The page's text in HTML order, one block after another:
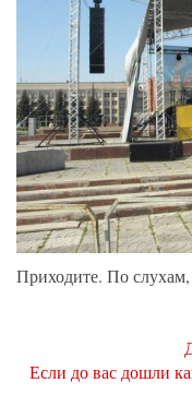
Приходите. По слухам,
Если до вас дошли